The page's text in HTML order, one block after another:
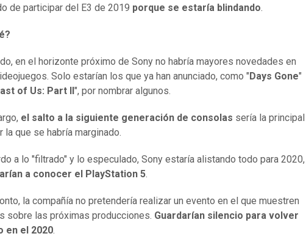
de participar del E3 de 2019 porque se estaría blindando.
en el horizonte próximo de Sony no habría mayores novedades en
Solo estarían los que ya han anunciado, como " Days Gone"
of Us: Part II ", por nombrar algunos.
el salto a la siguiente generación de consolas sería la principal
la que se habría marginado.
a lo "filtrado" y lo especulado, Sony estaría alistando todo para 2020,
a conocer el PlayStation 5.
la compañía no pretendería realizar un evento en el que muestren
sobre las próximas producciones. Guardarían silencio para volver
en el 2020.